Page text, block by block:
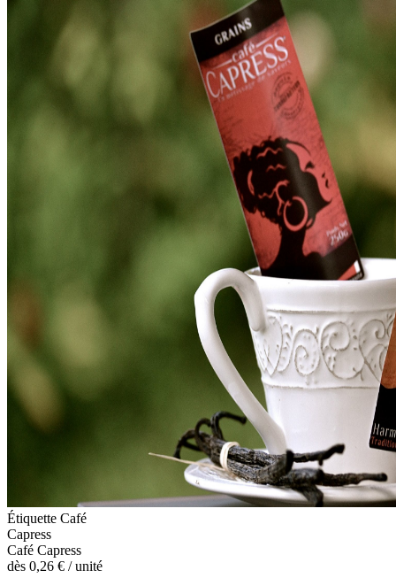
Étiquette Café
Capress
Café Capress
dès 0,26 € / unité